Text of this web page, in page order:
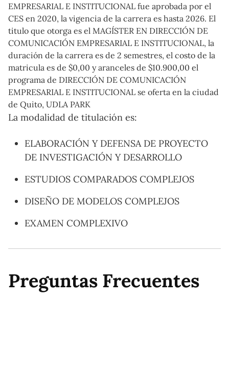
EMPRESARIAL E INSTITUCIONAL fue aprobada por el
CES en 2020, la vigencia de la carrera es hasta 2026. El
titulo que otorga es el MAGÍSTER EN DIRECCIÓN DE
COMUNICACIÓN EMPRESARIAL E INSTITUCIONAL, la
duración de la carrera es de 2 semestres, el costo de la
matricula es de $0,00 y aranceles de $10.900,00 el
programa de DIRECCIÓN DE COMUNICACIÓN
EMPRESARIAL E INSTITUCIONAL se oferta en la ciudad
de Quito, UDLA PARK
La modalidad de titulación es:
ELABORACIÓN Y DEFENSA DE PROYECTO
DE INVESTIGACIÓN Y DESARROLLO
ESTUDIOS COMPARADOS COMPLEJOS
DISEÑO DE MODELOS COMPLEJOS
EXAMEN COMPLEXIVO
Preguntas Frecuentes